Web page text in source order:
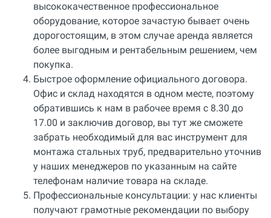
высококачественное профессиональное
оборудование, которое зачастую бывает очень
дорогостоящим, в этом случае аренда является
более выгодным и рентабельным решением, чем
покупка.
Быстрое оформление официального договора.
Офис и склад находятся в одном месте, поэтому
обратившись к нам в рабочее время с 8.30 до
17.00 и заключив договор, вы тут же сможете
забрать необходимый для вас инструмент для
монтажа стальных труб, предварительно уточнив
у наших менеджеров по указанным на сайте
телефонам наличие товара на складе.
Профессиональные консультации: у нас клиенты
получают грамотные рекомендации по выбору